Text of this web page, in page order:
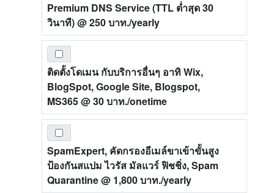
Premium DNS Service (TTL ต่ำสุด 30
วินาที)@ 250 บาท./yearly
ติดตั้งโดเมน กับบริการอื่นๆ อาทิ Wix,
BlogSpot, Google Site, Blogspot,
MS365@ 30 บาท./onetime
SpamExpert, คัดกรองอีเมล์ขาเข้าขั้นสูง
ป้องกันสแปม ไวรัส มัลแวร์ ฟิชชิ่ง, Spam
Quarantine@ 1,800 บาท./yearly